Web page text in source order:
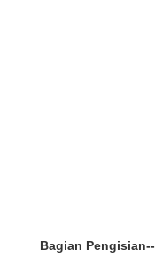
Bagian Pengisian--